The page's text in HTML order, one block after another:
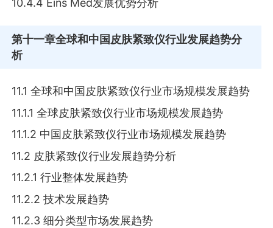
10.4.4 Eins Med发展优势分析
第十一章全球和中国皮肤紧致仪行业发展趋势分
析
11.1 全球和中国皮肤紧致仪行业市场规模发展趋势
11.1.1 全球皮肤紧致仪行业市场规模发展趋势
11.1.2 中国皮肤紧致仪行业市场规模发展趋势
11.2 皮肤紧致仪行业发展趋势分析
11.2.1 行业整体发展趋势
11.2.2 技术发展趋势
11.2.3 细分类型市场发展趋势